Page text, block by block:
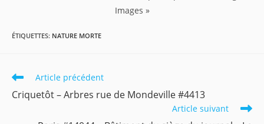
Images »
ÉTIQUETTES: NATURE MORTE
Read
articles
Article précédent
Criquetôt – Arbres rue de Mondeville #4413
Article suivant